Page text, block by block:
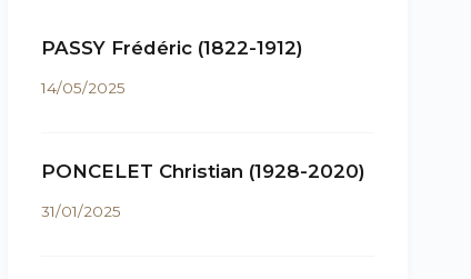
PASSY Frédéric (1822-1912)
14/05/2025
PONCELET Christian (1928-2020)
31/01/2025